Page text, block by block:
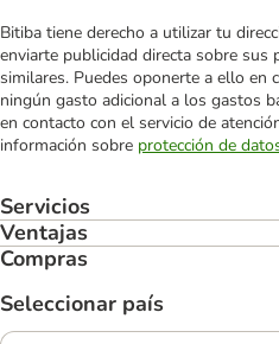
Bitiba tiene derecho a utilizar tu
enviarte publicidad directa sobre sus
similares. Puedes oponerte a ello en
ningún gasto adicional a los gastos
en contacto con el servicio de
información sobre protección de
Servicios
Ventajas
Compras
Seleccionar país